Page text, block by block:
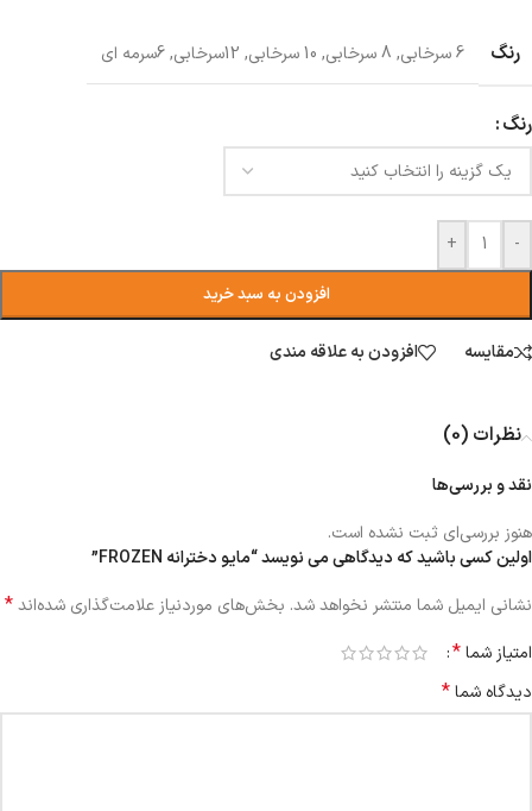
رنگ 6 سرخابی , 8 سرخابی , 10 سرخابی , 12سرخابی ,6سرمه ای
رنگ
-
+
افزودن به سبد خرید
مقایسه افزودن به علاقه مندی
نظرات (0)
نقد و بررسی‌ها
هنوز بررسی‌ای ثبت نشده است.
اولین کسی باشید که دیدگاهی می نویسد “مایو دخترانه FROZEN”
نشانی ایمیل شما منتشر نخواهد شد. بخش‌های موردنیاز علامت‌گذاری شده‌اند*
امتیاز شما*
دیدگاه شما*